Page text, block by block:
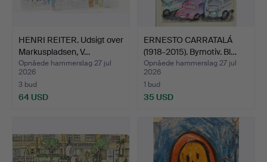
HENRI REITER. Udsigt over
Markuspladsen, V…
Opnåede hammerslag 27 jul
2026
3 bud
64 USD
ERNESTO CARRATALÁ
(1918-2015). Bymotiv. Bl…
Opnåede hammerslag 27 jul
2026
1 bud
35 USD